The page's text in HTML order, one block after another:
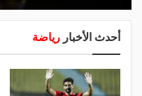
أحدث الأخبار رياضة